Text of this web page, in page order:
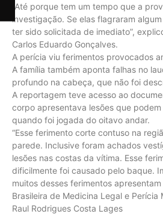
“Até porque tem um tempo que a
investigação. Se elas flagraram
ter sido solicitada de imediato”,
Carlos Eduardo Gonçalves.
A perícia viu ferimentos provocados
A família também aponta falhas no
profundo na cabeça, que não foi
A reportagem teve acesso ao
corpo apresentava lesões que
quando foi jogada do oitavo andar.
“Esse ferimento corte contuso na
parede. Inclusive foram achados
lesões nas costas da vítima. Esse
dificilmente foi causado pelo baque.
muitos desses ferimentos
Brasileira de Medicina Legal e Perícia
Raul Rodrigues Costa Lages